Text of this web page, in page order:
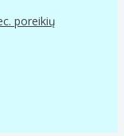
poreikių